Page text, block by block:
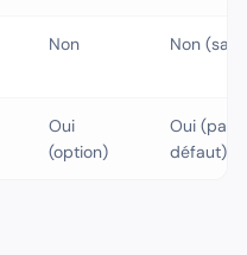
Non Non (sauf
Oui
(option)
Oui (par
défaut)